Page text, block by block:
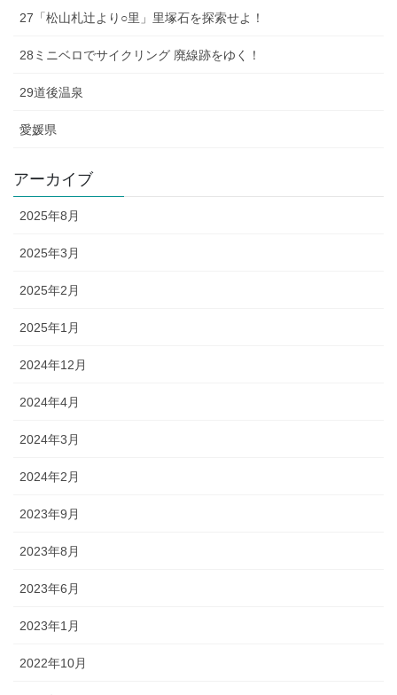
27「松山札辻より○里」里塚石を探索せよ！
28ミニベロでサイクリング 廃線跡をゆく！
29道後温泉
愛媛県
アーカイブ
2025年8月
2025年3月
2025年2月
2025年1月
2024年12月
2024年4月
2024年3月
2024年2月
2023年9月
2023年8月
2023年6月
2023年1月
2022年10月